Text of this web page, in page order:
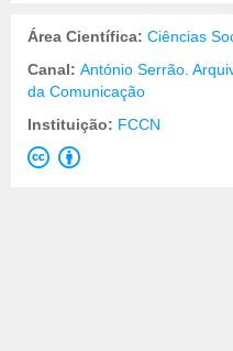
Área Científica: Ciências
Canal: António Serrão.
da Comunicação
Instituição: FCCN